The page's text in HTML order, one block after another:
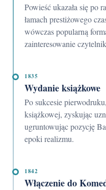
Powieść ukazała się po raz pierwszy w odcinkach na
łamach prestiżowego
wówczas popularną
zainteresowanie
1835
Wydanie książkowe
Po sukcesie pierwodruku, dzieło zostało wydane w formie
książkowej, zyskując
ugruntowując pozycję
epoki realizmu.
1842
Włączenie do